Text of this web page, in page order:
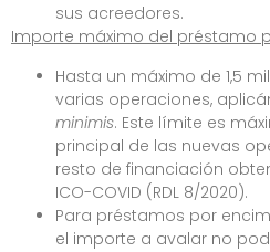
sus acreedores.
Importe máximo del préstamo
Hasta un máximo de 1,5
varias operaciones,
minimis. Este límite es
principal de las nuevas
resto de financiación
ICO-COVID (RDL 8/2020).
Para préstamos por
el importe a avalar no